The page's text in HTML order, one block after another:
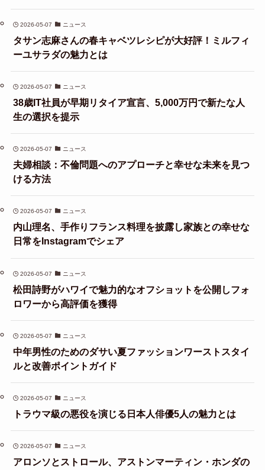
2026-05-07 ニュース
タサン志麻さんの春キャベツレシピが大好評！ミルフィ
ーユサラダの魅力とは
2026-05-07 ニュース
38歳IT社員が早期リタイア宣言、5,000万円で新たな人
生の選択を提示
2026-05-07 ニュース
夫婦相談：不倫問題へのアプローチと幸せな未来を見つ
ける方法
2026-05-07 ニュース
内山理名、手作りフランス料理を披露し家族との幸せな
日常をInstagramでシェア
2026-05-07 ニュース
松田詩野がハワイで魅力的なオフショットを公開しフォ
ロワーから高評価を獲得
2026-05-07 ニュース
中年男性のためのダサい夏ファッションワーストスタイ
ルと改善ポイントガイド
2026-05-07 ニュース
トラウマ級の悪役を演じる日本人俳優5人の魅力とは
2026-05-07 ニュース
アロンソとストロール、アストンマーティン・ホンダの